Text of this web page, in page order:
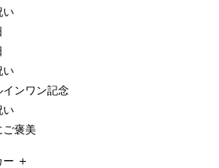
い
い
インワン記念
い
ご褒美
ー